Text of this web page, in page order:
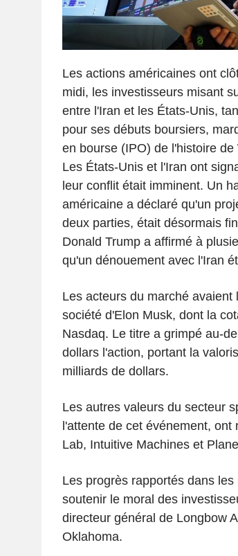
Les actions américaines ont
midi, les investisseurs misant
entre l'Iran et les États-Unis,
pour ses débuts boursiers,
en bourse (IPO) de l'histoire de
Les États-Unis et l'Iran ont
leur conflit était imminent. Un
américaine a déclaré qu'un
deux parties, était désormais
Donald Trump a affirmé à
qu'un dénouement avec l'Iran
Les acteurs du marché
société d'Elon Musk, dont la
Nasdaq. Le titre a grimpé au-
dollars l'action, portant la
milliards de dollars.
Les autres valeurs du secteur
l'attente de cet événement,
Lab, Intuitive Machines et
Les progrès rapportés dans
soutenir le moral des
directeur général de Longbow
Oklahoma.